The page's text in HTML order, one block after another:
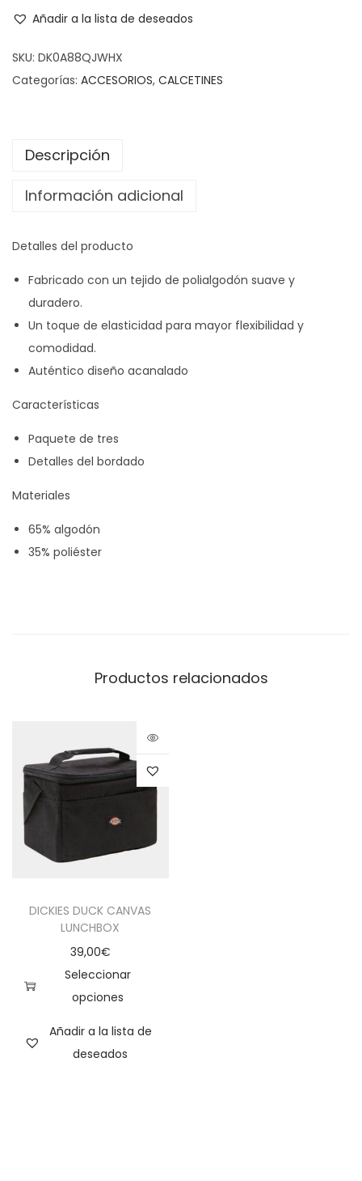
Añadir a la lista de deseados
SKU: DK0A88QJWHX
Categorías: ACCESORIOS, CALCETINES
Descripción
Información adicional
Detalles del producto
Fabricado con un tejido de polialgodón suave y
duradero.
Un toque de elasticidad para mayor flexibilidad y
comodidad.
Auténtico diseño acanalado
Características
Paquete de tres
Detalles del bordado
Materiales
65% algodón
35% poliéster
Productos relacionados
DICKIES DUCK CANVAS
LUNCHBOX
39,00€
Seleccionar
opciones
Añadir a la lista de
deseados